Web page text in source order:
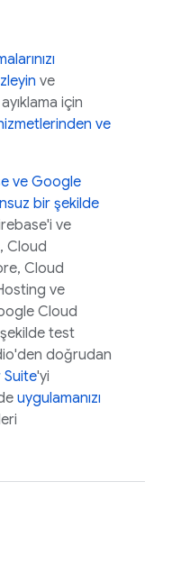
ve
için
ve
ve Google
bir şekilde
ve
, Cloud
, Cloud
ve
Cloud
test
'den doğrudan
Suite'yi
uygulamanızı